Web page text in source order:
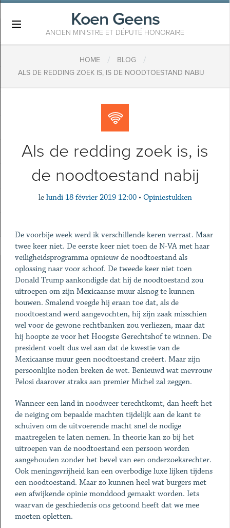
Koen Geens
ANCIEN MINISTRE ET DÉPUTÉ HONORAIRE
HOME / BLOG /
ALS DE REDDING ZOEK IS, IS DE NOODTOESTAND NABIJ
Als de redding zoek is, is
de noodtoestand nabij
le lundi 18 février 2019 12:00 • Opiniestukken
De voorbije week werd ik verschillende keren verrast. Maar
twee keer niet. De eerste keer niet toen de N-VA met haar
veiligheidsprogramma opnieuw de noodtoestand als
oplossing naar voor schoof. De tweede keer niet toen
Donald Trump aankondigde dat hij de noodtoestand zou
uitroepen om zijn Mexicaanse muur alsnog te kunnen
bouwen. Smalend voegde hij eraan toe dat, als de
noodtoestand werd aangevochten, hij zijn zaak misschien
wel voor de gewone rechtbanken zou verliezen, maar dat
hij hoopte ze voor het Hoogste Gerechtshof te winnen. De
president voelt dus wel aan dat de kwestie van de
Mexicaanse muur geen noodtoestand creëert. Maar zijn
persoonlijke noden breken de wet. Benieuwd wat mevrouw
Pelosi daarover straks aan premier Michel zal zeggen.
Wanneer een land in noodweer terechtkomt, dan heeft het
de neiging om bepaalde machten tijdelijk aan de kant te
schuiven om de uitvoerende macht snel de nodige
maatregelen te laten nemen. In theorie kan zo bij het
uitroepen van de noodtoestand een persoon worden
aangehouden zonder het bevel van een onderzoeksrechter.
Ook meningsvrijheid kan een overbodige luxe lijken tijdens
een noodtoestand. Maar zo kunnen heel wat burgers met
een afwijkende opinie monddood gemaakt worden. Iets
waarvan de geschiedenis ons getoond heeft dat we mee
moeten opletten.